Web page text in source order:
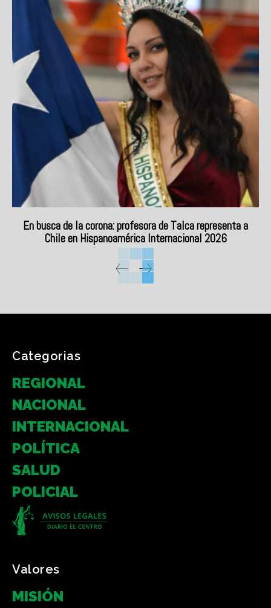
En busca de la corona: profesora de Talca representa a
Chile en Hispanoamérica Internacional 2026
Categorias
REGIONAL
NACIONAL
INTERNACIONAL
POLÍTICA
SALUD
POLICIAL
Valores
MISIÓN